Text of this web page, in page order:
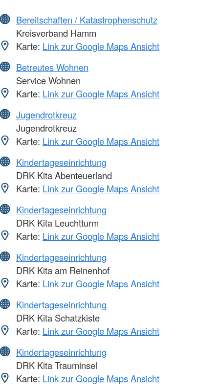
Bereitschaften / Katastrophenschutz
Kreisverband Hamm
Karte: Link zur Google Maps Ansicht
Betreutes Wohnen
Service Wohnen
Karte: Link zur Google Maps Ansicht
Jugendrotkreuz
Jugendrotkreuz
Karte: Link zur Google Maps Ansicht
Kindertageseinrichtung
DRK Kita Abenteuerland
Karte: Link zur Google Maps Ansicht
Kindertageseinrichtung
DRK Kita Leuchtturm
Karte: Link zur Google Maps Ansicht
Kindertageseinrichtung
DRK Kita am Reinenhof
Karte: Link zur Google Maps Ansicht
Kindertageseinrichtung
DRK Kita Schatzkiste
Karte: Link zur Google Maps Ansicht
Kindertageseinrichtung
DRK Kita Trauminsel
Karte: Link zur Google Maps Ansicht